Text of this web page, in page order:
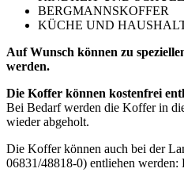
BERGMANNSKOFFER
KÜCHE UND
Auf Wunsch können zu
werden.
Die Koffer können kostenfrei
Bei Bedarf werden die Koffer in
wieder abgeholt.
Die Koffer können auch bei der
06831/48818-0) entliehen